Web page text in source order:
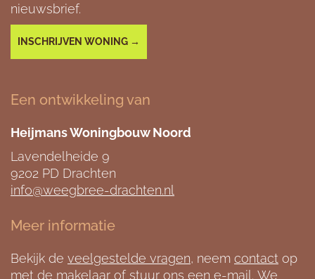
nieuwsbrief.
INSCHRIJVEN WONING →
Een ontwikkeling van
Heijmans Woningbouw Noord
Lavendelheide 9
9202 PD Drachten
info@weegbree-drachten.nl
Meer informatie
Bekijk de veelgestelde vragen, neem contact op
met de makelaar of stuur ons een e-mail. We